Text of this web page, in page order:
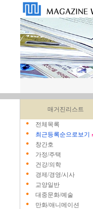
매거진리스트
전체목록
최근등록순으로보기
창간호
가정/주택
건강/의학
경제/경영/시사
교양일반
대중문화/예술
만화/애니메이션